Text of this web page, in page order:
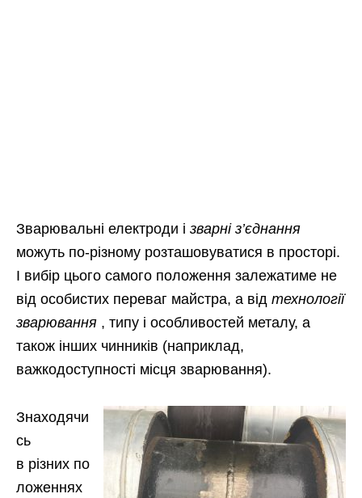
Зварювальні електроди і зварні з’єднання
можуть по-різному розташовуватися в просторі.
І вибір цього самого положення залежатиме не
від особистих переваг майстра, а від технології
зварювання , типу і особливостей металу, а
також інших чинників (наприклад,
важкодоступності місця зварювання).
Знаходячи
сь
в різних по
ложеннях